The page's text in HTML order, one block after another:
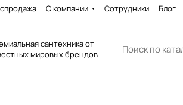
О компании Сотрудники Блог
сантехника от
мировых брендов